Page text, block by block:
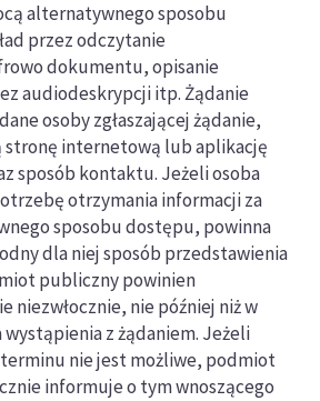
alternatywnego sposobu
przez odczytanie
dokumentu, opisanie
audiodeskrypcji itp. Żądanie
osoby zgłaszającej żądanie,
stronę internetową lub aplikację
sposób kontaktu. Jeżeli osoba
otrzymania informacji za
sposobu dostępu, powinna
dla niej sposób przedstawienia
publiczny powinien
niezwłocznie, nie później niż w
z żądaniem. Jeżeli
nie jest możliwe, podmiot
informuje o tym wnoszącego